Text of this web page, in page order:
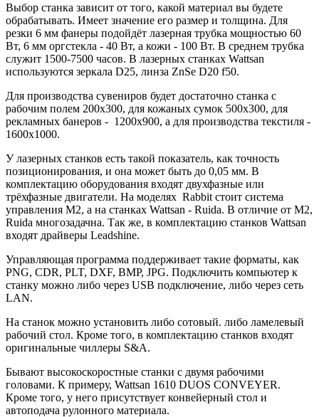
Выбор станка зависит от того, какой материал вы будете
обрабатывать. Имеет значение его размер и толщина. Для
резки 6 мм фанеры подойдёт лазерная трубка мощностью 60
Вт, 6 мм оргстекла - 40 Вт, а кожи - 100 Вт. В среднем трубка
служит 1500-7500 часов. В лазерных станках Wattsan
используются зеркала D25, линза ZnSe D20 f50.
Для производства сувениров будет достаточно станка с
рабочим полем 200x300, для кожаных сумок 500x300, для
рекламных банеров - 1200x900, а для производства текстиля -
1600x1000.
У лазерных станков есть такой показатель, как точность
позиционирования, и она может быть до 0,05 мм. В
комплектацию оборудования входят двухфазные или
трёхфазные двигатели. На моделях Rabbit стоит система
управления M2, а на станках Wattsan - Ruida. В отличие от M2,
Ruida многозадачна. Так же, в комплектацию станков Wattsan
входят драйверы Leadshine.
Управляющая программа поддерживает такие форматы, как
PNG, CDR, PLT, DXF, BMP, JPG. Подключить компьютер к
станку можно либо через USB подключение, либо через сеть
LAN.
На станок можно установить либо сотовый. либо ламелевый
рабочий стол. Кроме того, в комплектацию станков входят
оригинальные чиллеры S&A.
Бывают высокоскоростные станки с двумя рабочими
головами. К примеру, Wattsan 1610 DUOS CONVEYER.
Кроме того, у него присутствует конвейерный стол и
автоподача рулонного материала.